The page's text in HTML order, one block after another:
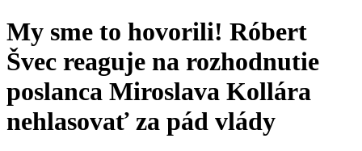
My sme to hovorili! Róbert
Švec reaguje na rozhodnutie
poslanca Miroslava Kollára
nehlasovať za pád vlády